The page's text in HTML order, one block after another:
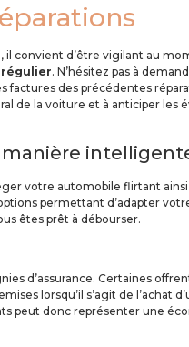
convient d’être vigilant au
. N’hésitez pas à
factures des précédentes
de la voiture et à anticiper les
manière
votre automobile flirtant
permettant d’adapter
êtes prêt à débourser.
d’assurance. Certaines
lorsqu’il s’agit de l’achat
peut donc représenter une